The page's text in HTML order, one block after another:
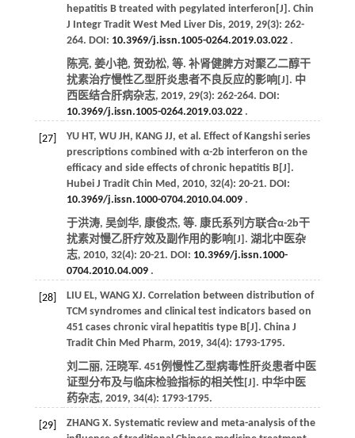
hepatitis B treated with pegylated interferon[J]. Chin
J Integr Tradit West Med Liver Dis, 2019, 29(3): 262-
264. DOI: 10.3969/j.issn.1005-0264.2019.03.022.
陈亮, 姜小艳, 贺劲松, 等. 补肾健脾方对聚乙二醇干
扰素治疗慢性乙型肝炎患者不良反应的影响[J]. 中
西医结合肝病杂志, 2019, 29(3): 262-264. DOI:
10.3969/j.issn.1005-0264.2019.03.022.
[27] YU HT, WU JH, KANG JJ, et al . Effect of Kangshi series
prescriptions combined with α-2b interferon on the
efficacy and side effects of chronic hepatitis B[J].
Hubei J Tradit Chin Med , 2010, 32(4): 20-21. DOI:
10.3969/j.issn.1000-0704.2010.04.009.
于洪涛, 吴剑华, 康俊杰, 等. 康氏系列方联合α-2b干
扰素对慢乙肝疗效及副作用的影响[J]. 湖北中医杂
志, 2010, 32(4): 20-21. DOI: 10.3969/j.issn.1000-
0704.2010.04.009.
[28] LIU EL, WANG XJ. Correlation between distribution of
TCM syndromes and clinical test indicators based on
451 cases chronic viral hepatitis type B[J]. China J
Tradit Chin Med Pharm, 2019, 34(4): 1793-1795.
刘二丽, 汪晓军. 451例慢性乙型病毒性肝炎患者中医
证型分布及与临床检验指标的相关性[J]. 中华中医
药杂志, 2019, 34(4): 1793-1795.
[29] ZHANG X. Systematic review and meta-analysis of the